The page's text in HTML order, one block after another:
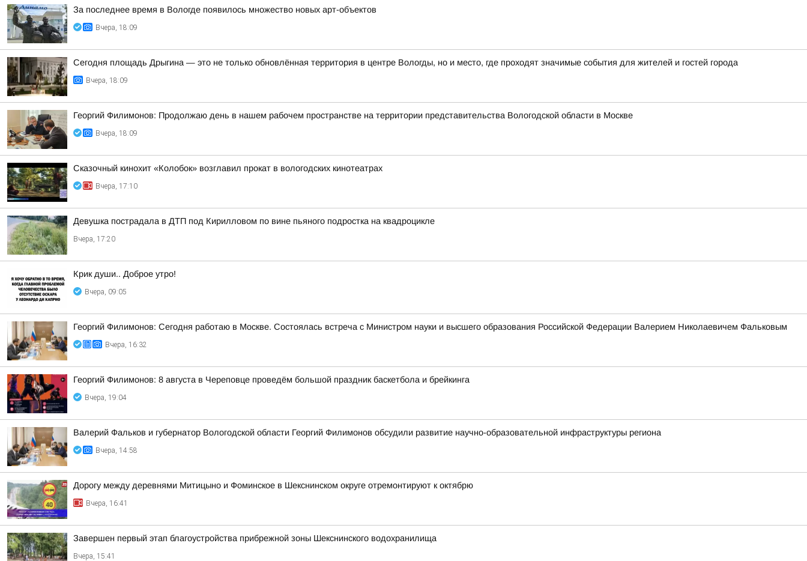
За последнее время в Вологде появилось множество новых арт-объектов
Вчера, 18:09
Сегодня площадь Дрыгина — это не только обновлённая территория в центре Вологды, но и место, где проходят значимые события для жителей и гостей города
Вчера, 18:09
Георгий Филимонов: Продолжаю день в нашем рабочем пространстве на территории представительства Вологодской области в Москве
Вчера, 18:09
Сказочный кинохит «Колобок» возглавил прокат в вологодских кинотеатрах
Вчера, 17:10
Девушка пострадала в ДТП под Кирилловом по вине пьяного подростка на квадроцикле
Вчера, 17:20
Крик души.. Доброе утро!
Вчера, 09:05
Георгий Филимонов: Сегодня работаю в Москве. Состоялась встреча с Министром науки и высшего образования Российской Федерации Валерием Николаевичем Фальковым
Вчера, 16:32
Георгий Филимонов: 8 августа в Череповце проведём большой праздник баскетбола и брейкинга
Вчера, 19:04
Валерий Фальков и губернатор Вологодской области Георгий Филимонов обсудили развитие научно-образовательной инфраструктуры региона
Вчера, 14:58
Дорогу между деревнями Митицыно и Фоминское в Шекснинском округе отремонтируют к октябрю
Вчера, 16:41
Завершен первый этап благоустройства прибрежной зоны Шекснинского водохранилища
Вчера, 15:41